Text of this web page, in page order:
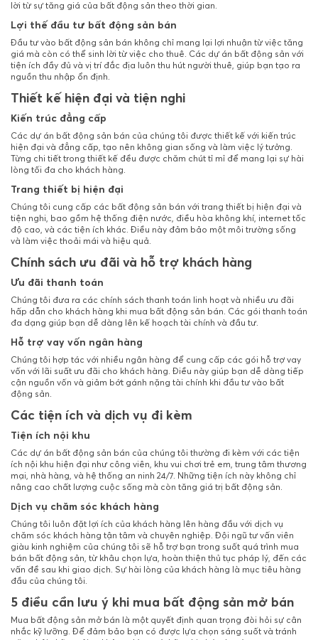
lời từ sự tăng giá của bất động sản theo thời gian.
Lợi thế đầu tư bất động sản bán
Đầu tư vào bất động sản bán không chỉ mang lại lợi nhuận từ việc tăng
giá mà còn có thể sinh lời từ việc cho thuê. Các dự án bất động sản với
tiện ích đầy đủ và vị trí đắc địa luôn thu hút người thuê, giúp bạn tạo ra
nguồn thu nhập ổn định.
Thiết kế hiện đại và tiện nghi
Kiến trúc đẳng cấp
Các dự án bất động sản bán của chúng tôi được thiết kế với kiến trúc
hiện đại và đẳng cấp, tạo nên không gian sống và làm việc lý tưởng.
Từng chi tiết trong thiết kế đều được chăm chút tỉ mỉ để mang lại sự hài
lòng tối đa cho khách hàng.
Trang thiết bị hiện đại
Chúng tôi cung cấp các bất động sản bán với trang thiết bị hiện đại và
tiện nghi, bao gồm hệ thống điện nước, điều hòa không khí, internet tốc
độ cao, và các tiện ích khác. Điều này đảm bảo một môi trường sống
và làm việc thoải mái và hiệu quả.
Chính sách ưu đãi và hỗ trợ khách hàng
Ưu đãi thanh toán
Chúng tôi đưa ra các chính sách thanh toán linh hoạt và nhiều ưu đãi
hấp dẫn cho khách hàng khi mua bất động sản bán. Các gói thanh toán
đa dạng giúp bạn dễ dàng lên kế hoạch tài chính và đầu tư.
Hỗ trợ vay vốn ngân hàng
Chúng tôi hợp tác với nhiều ngân hàng để cung cấp các gói hỗ trợ vay
vốn với lãi suất ưu đãi cho khách hàng. Điều này giúp bạn dễ dàng tiếp
cận nguồn vốn và giảm bớt gánh nặng tài chính khi đầu tư vào bất
động sản.
Các tiện ích và dịch vụ đi kèm
Tiện ích nội khu
Các dự án bất động sản bán của chúng tôi thường đi kèm với các tiện
ích nội khu hiện đại như công viên, khu vui chơi trẻ em, trung tâm thương
mại, nhà hàng, và hệ thống an ninh 24/7. Những tiện ích này không chỉ
nâng cao chất lượng cuộc sống mà còn tăng giá trị bất động sản.
Dịch vụ chăm sóc khách hàng
Chúng tôi luôn đặt lợi ích của khách hàng lên hàng đầu với dịch vụ
chăm sóc khách hàng tận tâm và chuyên nghiệp. Đội ngũ tư vấn viên
giàu kinh nghiệm của chúng tôi sẽ hỗ trợ bạn trong suốt quá trình mua
bán bất động sản, từ khâu chọn lựa, hoàn thiện thủ tục pháp lý, đến các
vấn đề sau khi giao dịch. Sự hài lòng của khách hàng là mục tiêu hàng
đầu của chúng tôi.
5 điều cần lưu ý khi mua bất động sản mở bán
Mua bất động sản mở bán là một quyết định quan trọng đòi hỏi sự cân
nhắc kỹ lưỡng. Để đảm bảo bạn có được lựa chọn sáng suốt và tránh